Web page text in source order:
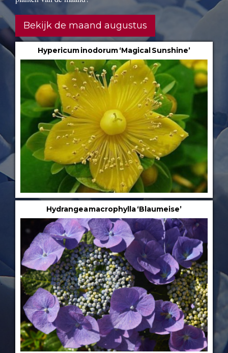
Bekijk de maand augustus
Hypericum inodorum ‘Magical Sunshine’
Hydrangea macrophylla ‘Blaumeise’